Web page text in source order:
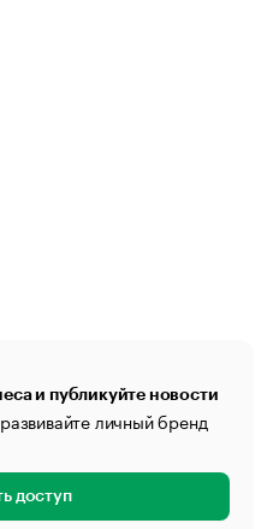
и публикуйте новости
личный бренд
доступ